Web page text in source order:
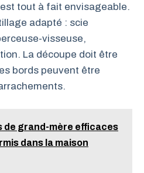
tout à fait envisageable.
adapté : scie
visseuse,
La découpe doit être
bords peuvent être
de grand-mère efficaces
dans la maison